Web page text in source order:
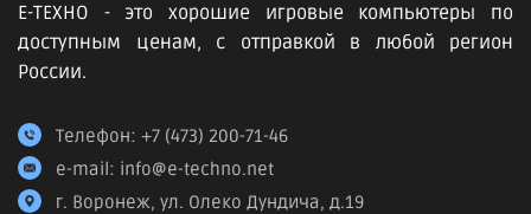
Е-ТЕХНО - это хорошие игровые компьютеры по
доступным ценам, с отправкой в любой регион
России.
Телефон: +7 (473) 200-71-46
e-mail: info@e-techno.net
г. Воронеж, ул. Олеко Дундича, д.19